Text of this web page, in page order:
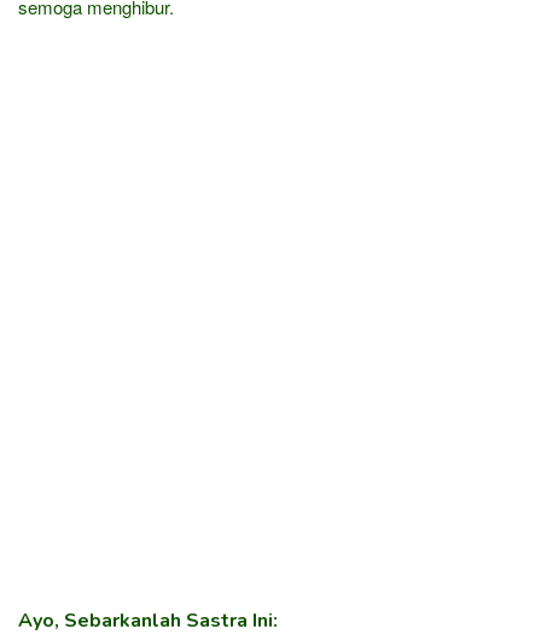
semoga menghibur.
Ayo, Sebarkanlah Sastra Ini: